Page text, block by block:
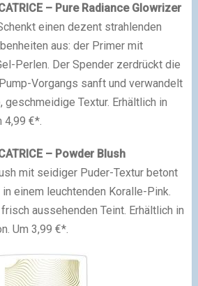
– Pure Radiance Glowrizer
einen dezent strahlenden
aus: der Primer mit
Perlen. Der Spender zerdrückt die
Vorgangs sanft und verwandelt
geschmeidige Textur. Erhältlich in
4,99 €*.
– Powder Blush
mit seidiger Puder-Textur betont
einem leuchtenden Koralle-Pink.
aussehenden Teint. Erhältlich in
Um 3,99 €*.